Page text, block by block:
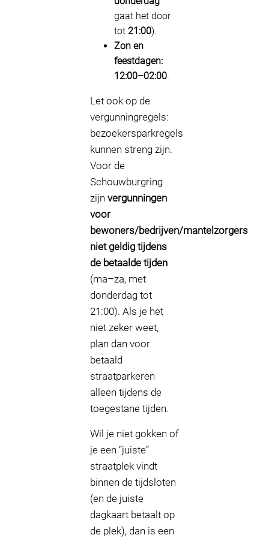
gaat het door
tot 21:00).
Zon en
feestdagen:
12:00–02:00.
Let ook op de
vergunningregels:
bezoekersparkregels
kunnen streng zijn.
Voor de
Schouwburgring
zijn vergunningen
voor
bewoners/bedrijven/mantelzorgers
niet geldig tijdens
de betaalde tijden
(ma–za, met
donderdag tot
21:00). Als je het
niet zeker weet,
plan dan voor
betaald
straatparkeren
alleen tijdens de
toegestane tijden.
Wil je niet gokken of
je een “juiste”
straatplek vindt
binnen de tijdsloten
(en de juiste
dagkaart betaalt op
de plek), dan is een